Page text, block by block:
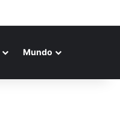
Mundo